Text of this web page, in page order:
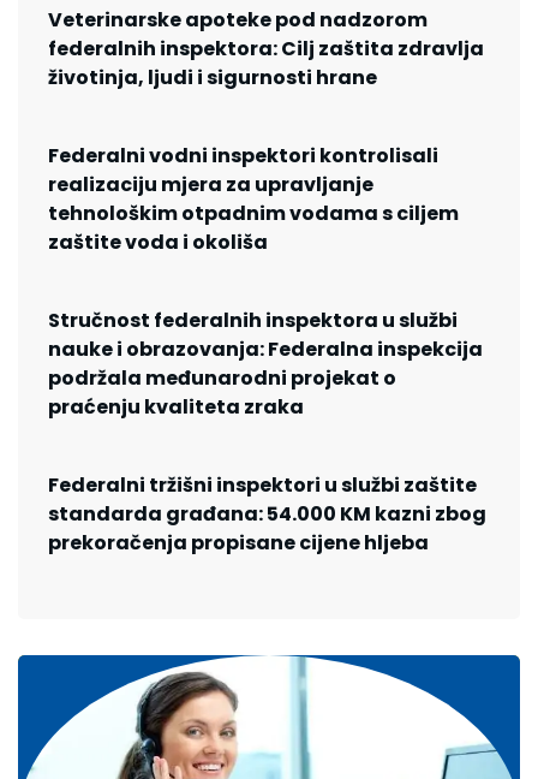
Veterinarske apoteke pod nadzorom
federalnih inspektora: Cilj zaštita zdravlja
životinja, ljudi i sigurnosti hrane
Federalni vodni inspektori kontrolisali
realizaciju mjera za upravljanje
tehnološkim otpadnim vodama s ciljem
zaštite voda i okoliša
Stručnost federalnih inspektora u službi
nauke i obrazovanja: Federalna inspekcija
podržala međunarodni projekat o
praćenju kvaliteta zraka
Federalni tržišni inspektori u službi zaštite
standarda građana: 54.000 KM kazni zbog
prekoračenja propisane cijene hljeba